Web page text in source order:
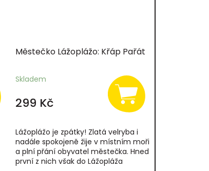
Městečko Lážoplážo: Křáp Pařát
Skladem
299 Kč
Lážoplážo je zpátky! Zlatá velryba i
nadále spokojeně žije v místním moři
a plní přání obyvatel městečka. Hned
první z nich však do Lážopláža